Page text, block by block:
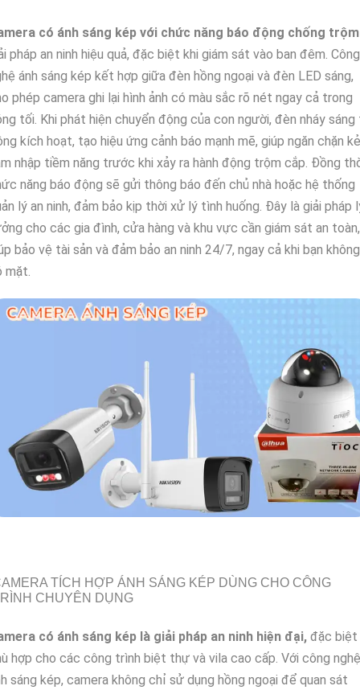
có ánh sáng kép với chức năng báo động chống trộm
pháp an ninh hiệu quả, đặc biệt khi giám sát vào ban đêm. Công
ánh sáng kép kết hợp giữa đèn hồng ngoại và đèn LED sáng,
phép camera ghi lại hình ảnh có màu sắc rõ nét ngay cả trong
tối. Khi phát hiện chuyển động của con người, đèn nháy
kích hoạt, tạo hiệu ứng cảnh báo mạnh mẽ, giúp ngăn chặn kẻ
nhập tiềm năng trước khi xảy ra hành động trộm cắp. Đồng
năng báo động sẽ gửi thông báo đến chủ nhà hoặc hệ thống
lý an ninh, đảm bảo kịp thời xử lý tình huống. Đây là giải pháp
cho các gia đình, cửa hàng và khu vực cần giám sát an toàn,
bảo vệ tài sản và đảm bảo an ninh 24/7, ngay cả khi bạn không
mặt.
TÍCH HỢP ÁNH SÁNG KÉP DÙNG CHO CÔNG
CHUYÊN DỤNG
có ánh sáng kép là giải pháp an ninh hiện đại, đặc biệt
hợp cho các công trình biệt thự và vila cao cấp. Với công nghệ
sáng kép, camera không chỉ sử dụng hồng ngoại để quan sát